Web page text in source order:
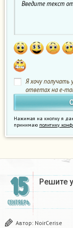
Я хочу получать
ответах на e-
Нажимая на кнопку я
принимаю политику
15
СЕНТЯБРЬ
Решите
Автор: NoirCerise